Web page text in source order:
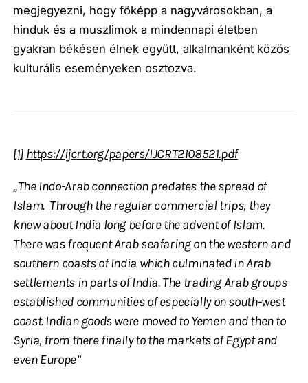
megjegyezni, hogy főképp a nagyvárosokban, a
hinduk és a muszlimok a mindennapi életben
gyakran békésen élnek együtt, alkalmanként közös
kulturális eseményeken osztozva.
[1] https://ijcrt.org/papers/IJCRT2108521.pdf
„The Indo-Arab connection predates the spread of
Islam. Through the regular commercial trips, they
knew about India long before the advent of Islam.
There was frequent Arab seafaring on the western and
southern coasts of India which culminated in Arab
settlements in parts of India. The trading Arab groups
established communities of especially on south-west
coast. Indian goods were moved to Yemen and then to
Syria, from there finally to the markets of Egypt and
even Europe”